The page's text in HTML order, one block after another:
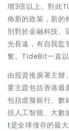
增3倍以上。對此
佈新的政策，新的
別對於金融科技、
光長遠，有自我監
奮。TideBit一直以
由投資推廣署主辦
要主題包括香港最
包括虛擬銀行、數
括人工智能、大數
t是全球僅存的最